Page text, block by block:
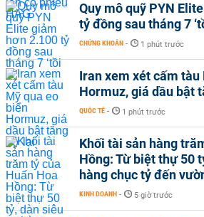
Quy mô quỹ PYN
tỷ đồng sau tháng 7
CHỨNG KHOÁN - 1 phút trước
Iran xem xét cấm tàu
Hormuz, giá dầu bật
QUỐC TẾ - 1 phút trước
Khối tài sản hàng
Hồng: Từ biệt thự 50
hàng chục tỷ đến
KINH DOANH - 5 giờ trước